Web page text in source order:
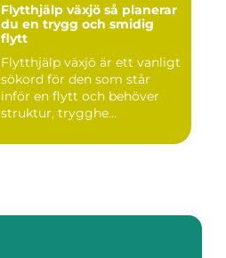
Flytthjälp växjö så planerar
du en trygg och smidig
flytt
Flytthjälp växjö är ett vanligt
sökord för den som står
inför en flytt och behöver
struktur, trygghe...